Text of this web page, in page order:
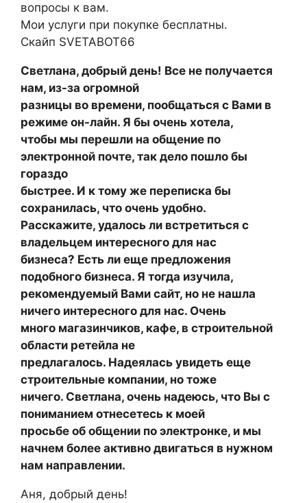
вопросы к вам.
Мои услуги при покупке бесплатны.
Скайп SVETABOT66
Светлана, добрый день! Все не получается
нам, из-за огромной
разницы во времени, пообщаться с Вами в
режиме он-лайн. Я бы очень хотела,
чтобы мы перешли на общение по
электронной почте, так дело пошло бы
гораздо
быстрее. И к тому же переписка бы
сохранилась, что очень удобно.
Расскажите, удалось ли встретиться с
владельцем интересного для нас
бизнеса? Есть ли еще предложения
подобного бизнеса. Я тогда изучила,
рекомендуемый Вами сайт, но не нашла
ничего интересного для нас. Очень
много магазинчиков, кафе, в строительной
области ретейла не
предлагалось. Надеялась увидеть еще
строительные компании, но тоже
ничего. Светлана, очень надеюсь, что Вы с
пониманием отнесетесь к моей
просьбе об общении по электронке, и мы
начнем более активно двигаться в нужном
нам направлении.
Аня, добрый день!